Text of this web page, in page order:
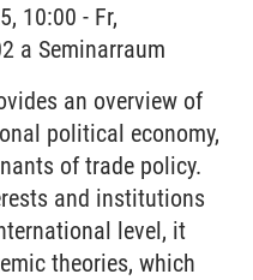
10:00 - Fr,
a Seminarraum
an overview of
political economy,
of trade policy.
and institutions
level, it
theories, which